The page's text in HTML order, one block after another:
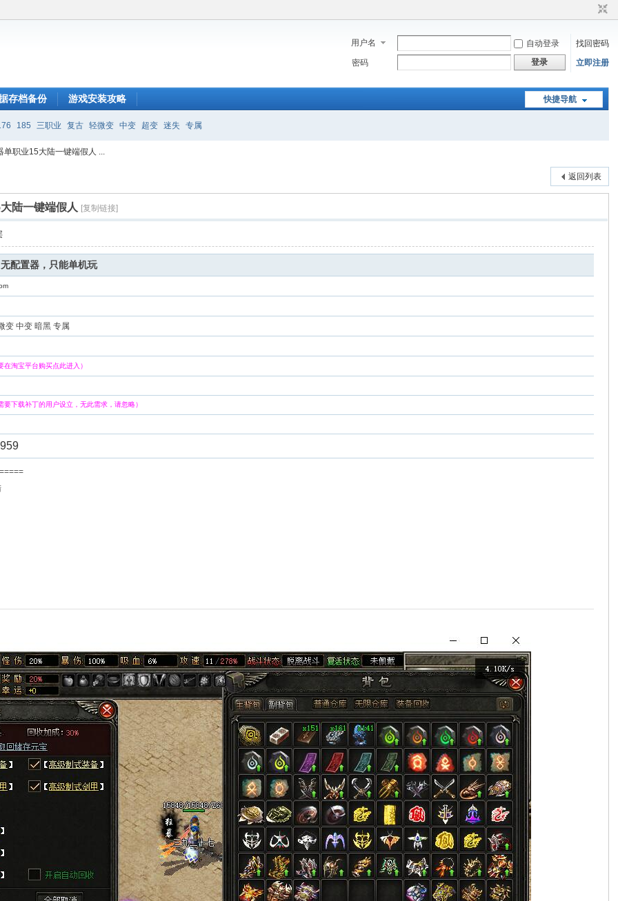
用户名 自动登录
找回密码
密码
登录 立即注册
快捷导航
存档备份 游戏安装攻略
185 三职业 复古 轻微变 中变 超变 迷失 专属
单职业15大陆一键端假人 ...
返回列表
陆一键端假人 [复制链接]
配置器，只能单机玩
变 中变 暗黑 专属
在淘宝平台购买点此进入）
要下载补丁的用户设立，无此需求，请忽略）